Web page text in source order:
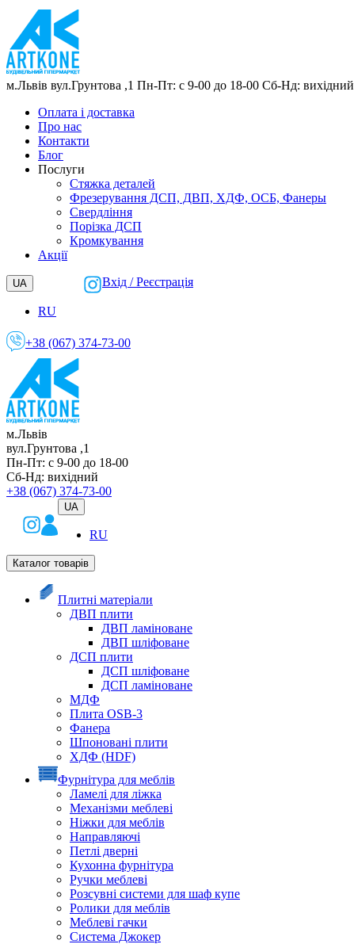
м.Львів вул.Грунтова ,1 Пн-Пт: с 9-00 до 18-00 Сб-Нд: вихідний
Оплата і доставка
Про нас
Контакти
Блог
Послуги
Cтяжка деталей
Фрезерування ДСП, ДВП, ХДФ, ОСБ, Фанеры
Свердління
Порізка ДСП
Кромкування
Акції
UA
RU
Вхід / Реєстрація
+38 (067) 374-73-00
м.Львів
вул.Грунтова ,1
Пн-Пт: с 9-00 до 18-00
Сб-Нд: вихідний
+38 (067) 374-73-00
UA
RU
Каталог товарів
Плитні матеріали
ДВП плити
ДВП ламіноване
ДВП шліфоване
ДСП плити
ДСП шліфоване
ДСП ламіноване
МДФ
Плита OSB-3
Фанера
Шпоновані плити
ХДФ (HDF)
Фурнітура для меблів
Ламелі для ліжка
Механізми меблеві
Ніжки для меблів
Направляючі
Петлі дверні
Кухонна фурнітура
Ручки меблеві
Розсувні системи для шаф купе
Ролики для меблів
Меблеві гачки
Система Джокер